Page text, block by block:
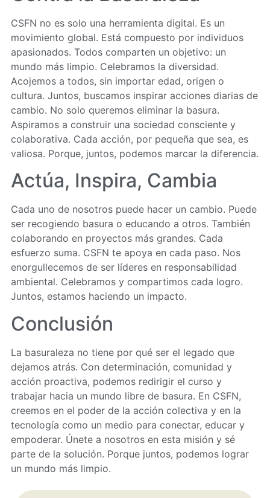
CSFN no es solo una herramienta digital. Es un
movimiento global. Está compuesto por individuos
apasionados. Todos comparten un objetivo: un
mundo más limpio. Celebramos la diversidad.
Acojemos a todos, sin importar edad, origen o
cultura. Juntos, buscamos inspirar acciones diarias de
cambio. No solo queremos eliminar la basura.
Aspiramos a construir una sociedad consciente y
colaborativa. Cada acción, por pequeña que sea, es
valiosa. Porque, juntos, podemos marcar la diferencia.
Actúa, Inspira, Cambia
Cada uno de nosotros puede hacer un cambio. Puede
ser recogiendo basura o educando a otros. También
colaborando en proyectos más grandes. Cada
esfuerzo suma. CSFN te apoya en cada paso. Nos
enorgullecemos de ser líderes en responsabilidad
ambiental. Celebramos y compartimos cada logro.
Juntos, estamos haciendo un impacto.
Conclusión
La basuraleza no tiene por qué ser el legado que
dejamos atrás. Con determinación, comunidad y
acción proactiva, podemos redirigir el curso y
trabajar hacia un mundo libre de basura. En CSFN,
creemos en el poder de la acción colectiva y en la
tecnología como un medio para conectar, educar y
empoderar. Únete a nosotros en esta misión y sé
parte de la solución. Porque juntos, podemos lograr
un mundo más limpio.